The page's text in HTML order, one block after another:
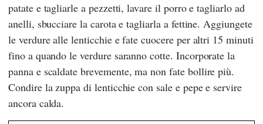
patate e tagliarle a pezzetti, lavare il porro e tagliarlo ad
anelli, sbucciare la carota e tagliarla a fettine. Aggiungete
le verdure alle lenticchie e fate cuocere per altri 15 minuti
fino a quando le verdure saranno cotte. Incorporate la
panna e scaldate brevemente, ma non fate bollire più.
Condire la zuppa di lenticchie con sale e pepe e servire
ancora calda.